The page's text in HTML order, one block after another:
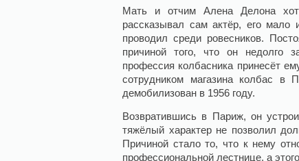
Мать и отчим Алена Делона
рассказывал сам актёр, его
проводил среди ровесников.
причиной того, что он недолго
профессия колбасника принесёт
сотрудником магазина колбас
демобилизован в 1956 году.
Возвратившись в Париж, он
тяжёлый характер не позволил
Причиной стало то, что к нему
профессиональной лестнице, а